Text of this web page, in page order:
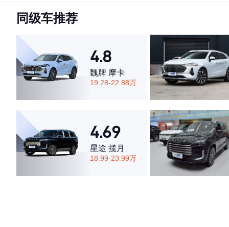
·外观表现一般，低于52%同级车
·空间表现较为优秀，优于61%同级车
同级车推荐
4.8
魏牌 摩卡
19.28-22.88万
4.69
星途 揽月
18.99-23.99万